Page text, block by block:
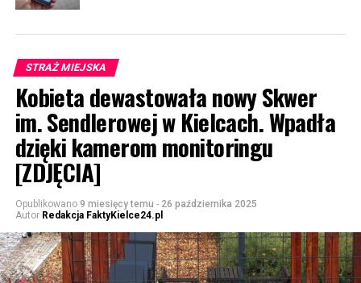
STRAŻ MIEJSKA
Kobieta dewastowała nowy Skwer
im. Sendlerowej w Kielcach. Wpadła
dzięki kamerom monitoringu
[ZDJĘCIA]
Opublikowano 9 miesięcy temu - 26 października 2025
Autor Redakcja FaktyKielce24.pl